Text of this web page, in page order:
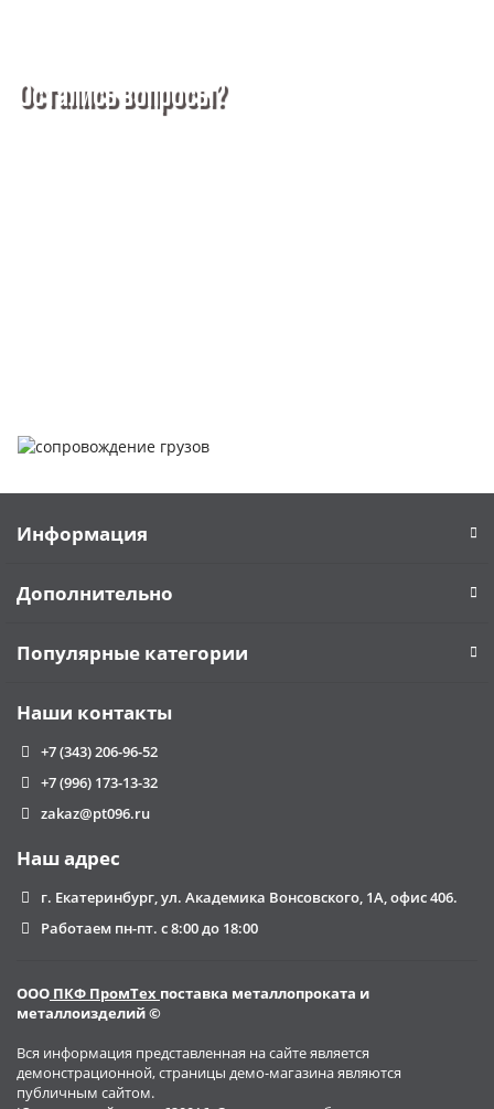
Остались вопросы?
Информация
Дополнительно
Популярные категории
Наши контакты
+7 (343) 206-96-52
+7 (996) 173-13-32
zakaz@pt096.ru
Наш адрес
г. Екатеринбург, ул. Академика Вонсовского, 1А, офис 406.
Работаем пн-пт. с 8:00 до 18:00
ООО ПКФ ПромТех поставка металлопроката и
металлоизделий ©
Вся информация представленная на сайте является
демонстрационной, страницы демо-магазина являются
публичным сайтом.